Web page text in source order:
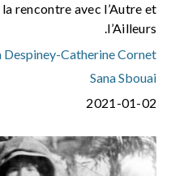
rencontre avec l’Autre et
l’Ailleurs.
Catherine Cornet
-
Despiney
Sana Sbouai
2021-01-02